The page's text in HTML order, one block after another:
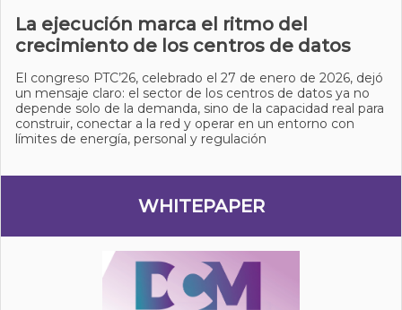
La ejecución marca el ritmo del
crecimiento de los centros de datos
El congreso PTC’26, celebrado el 27 de enero de 2026, dejó
un mensaje claro: el sector de los centros de datos ya no
depende solo de la demanda, sino de la capacidad real para
construir, conectar a la red y operar en un entorno con
límites de energía, personal y regulación
WHITEPAPER